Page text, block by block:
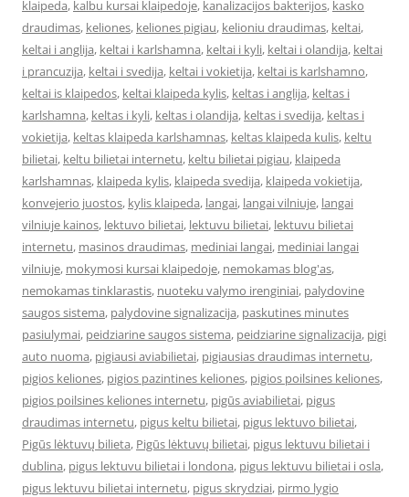
klaipeda, kalbu kursai klaipedoje, kanalizacijos bakterijos, kasko
draudimas, keliones, keliones pigiau, kelioniu draudimas, keltai,
keltai i anglija, keltai i karlshamna, keltai i kyli, keltai i olandija, keltai
i prancuzija, keltai i svedija, keltai i vokietija, keltai is karlshamno,
keltai is klaipedos, keltai klaipeda kylis, keltas i anglija, keltas i
karlshamna, keltas i kyli, keltas i olandija, keltas i svedija, keltas i
vokietija, keltas klaipeda karlshamnas, keltas klaipeda kulis, keltu
bilietai, keltu bilietai internetu, keltu bilietai pigiau, klaipeda
karlshamnas, klaipeda kylis, klaipeda svedija, klaipeda vokietija,
konvejerio juostos, kylis klaipeda, langai, langai vilniuje, langai
vilniuje kainos, lektuvo bilietai, lektuvu bilietai, lektuvu bilietai
internetu, masinos draudimas, mediniai langai, mediniai langai
vilniuje, mokymosi kursai klaipedoje, nemokamas blog'as,
nemokamas tinklarastis, nuoteku valymo irenginiai, palydovine
saugos sistema, palydovine signalizacija, paskutines minutes
pasiulymai, peidziarine saugos sistema, peidziarine signalizacija, pigi
auto nuoma, pigiausi aviabilietai, pigiausias draudimas internetu,
pigios keliones, pigios pazintines keliones, pigios poilsines keliones,
pigios poilsines keliones internetu, pigūs aviabilietai, pigus
draudimas internetu, pigus keltu bilietai, pigus lektuvo bilietai,
Pigūs lėktuvų bilieta, Pigūs lėktuvų bilietai, pigus lektuvu bilietai i
dublina, pigus lektuvu bilietai i londona, pigus lektuvu bilietai i osla,
pigus lektuvu bilietai internetu, pigus skrydziai, pirmo lygio